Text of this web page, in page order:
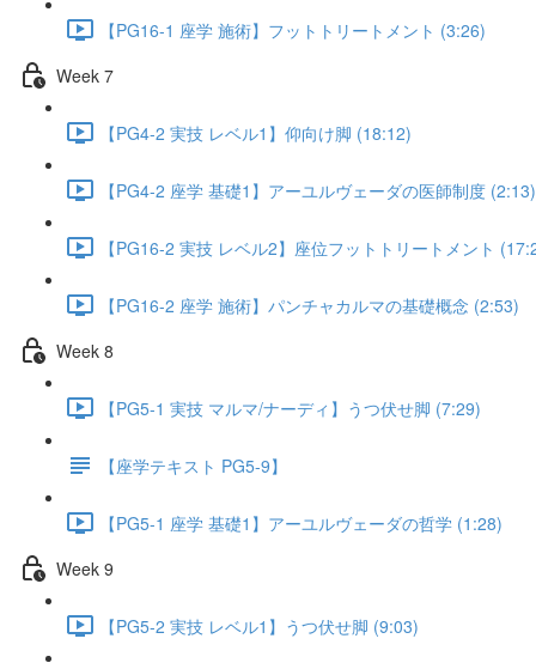
【PG16-1 座学 施術】フットトリートメント (3:26)
Week 7
【PG4-2 実技 レベル1】仰向け脚 (18:12)
【PG4-2 座学 基礎1】アーユルヴェーダの医師制度 (2:13)
【PG16-2 実技 レベル2】座位フットトリートメント
【PG16-2 座学 施術】パンチャカルマの基礎概念 (2:53)
Week 8
【PG5-1 実技 マルマ/ナーディ】うつ伏せ脚 (7:29)
【座学テキスト PG5-9】
【PG5-1 座学 基礎1】アーユルヴェーダの哲学 (1:28)
Week 9
【PG5-2 実技 レベル1】うつ伏せ脚 (9:03)